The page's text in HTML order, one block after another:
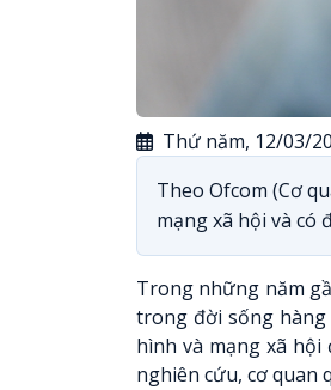
Thứ năm, 12/03/
Theo Ofcom (Cơ
mạng xã hội và có
Trong những năm
trong đời sống hàng
hình và mạng xã hội
nghiên cứu, cơ quan